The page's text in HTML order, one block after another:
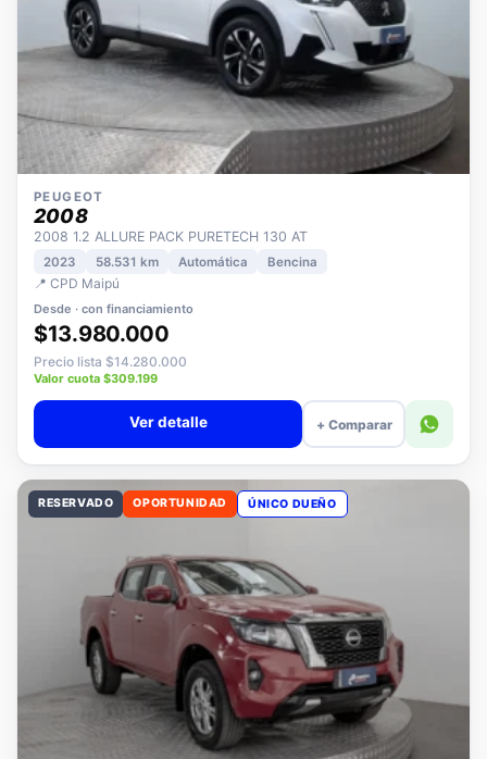
PEUGEOT
2008
2008 1.2 ALLURE PACK PURETECH 130 AT
2023 58.531 km
📍 CPD Maipú
Desde · con financiamiento
$13.980.000
Precio lista $14.280.000
Valor cuota $309.199
+ Comparar
RESERVADO OPORTUNIDAD